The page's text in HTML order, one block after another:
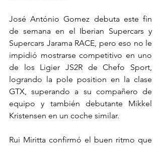
José António Gomez debuta este fin
de semana en el Iberian Supercars y
Supercars Jarama RACE, pero eso no le
impidió mostrarse competitivo en uno
de los Ligier JS2R de Chefo Sport,
logrando la pole position en la clase
GTX, superando a su compañero de
equipo y también debutante Mikkel
Kristensen en un coche similar.
Rui Miritta confirmó el buen ritmo que